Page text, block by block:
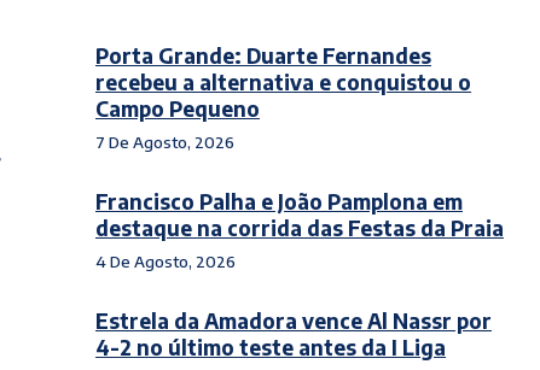
Porta Grande: Duarte Fernandes
recebeu a alternativa e conquistou o
Campo Pequeno
7 De Agosto, 2026
Francisco Palha e João Pamplona em
destaque na corrida das Festas da Praia
4 De Agosto, 2026
Estrela da Amadora vence Al Nassr por
4-2 no último teste antes da I Liga